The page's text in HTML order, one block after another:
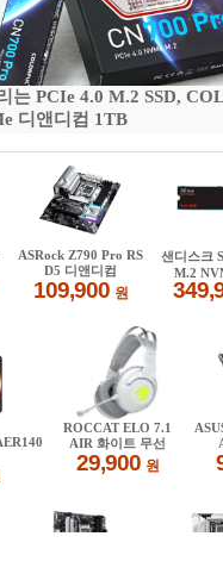
는 PCIe 4.0 M.2 SSD,
디앤디컴 1TB